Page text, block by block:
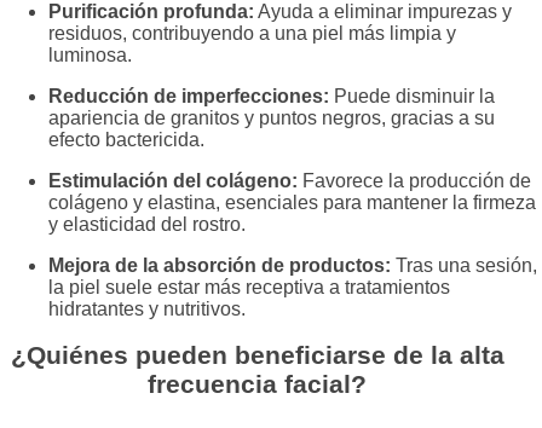
Purificación profunda: Ayuda a eliminar impurezas y
residuos, contribuyendo a una piel más limpia y
luminosa.
Reducción de imperfecciones: Puede disminuir la
apariencia de granitos y puntos negros, gracias a su
efecto bactericida.
Estimulación del colágeno: Favorece la producción de
colágeno y elastina, esenciales para mantener la firmeza
y elasticidad del rostro.
Mejora de la absorción de productos: Tras una sesión,
la piel suele estar más receptiva a tratamientos
hidratantes y nutritivos.
¿Quiénes pueden beneficiarse de la alta
frecuencia facial?